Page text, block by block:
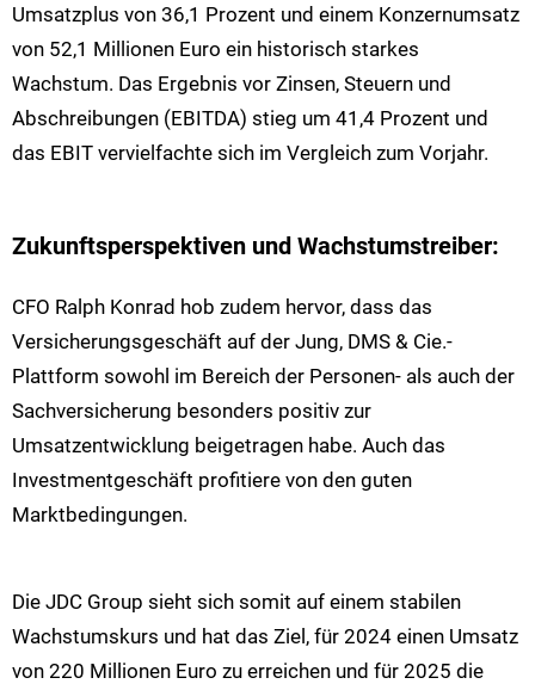
Umsatzplus von 36,1 Prozent und einem Konzernumsatz
von 52,1 Millionen Euro ein historisch starkes
Wachstum. Das Ergebnis vor Zinsen, Steuern und
Abschreibungen (EBITDA) stieg um 41,4 Prozent und
das EBIT vervielfachte sich im Vergleich zum Vorjahr.
Zukunftsperspektiven und Wachstumstreiber:
CFO Ralph Konrad hob zudem hervor, dass das
Versicherungsgeschäft auf der Jung, DMS & Cie.-
Plattform sowohl im Bereich der Personen- als auch der
Sachversicherung besonders positiv zur
Umsatzentwicklung beigetragen habe. Auch das
Investmentgeschäft profitiere von den guten
Marktbedingungen.
Die JDC Group sieht sich somit auf einem stabilen
Wachstumskurs und hat das Ziel, für 2024 einen Umsatz
von 220 Millionen Euro zu erreichen und für 2025 die